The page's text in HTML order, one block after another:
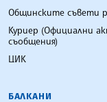
Общинските съвети
Куриер (Официални
съобщения)
ЦИК
БАЛКАНИ